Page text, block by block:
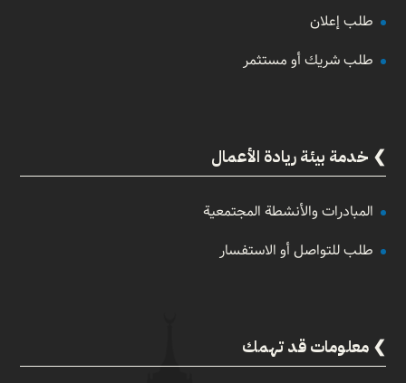
طلب إعلان
طلب شريك أو مستثمر
خدمة بيئة ريادة الأعمال
المبادرات والأنشطة المجتمعية
طلب للتواصل أو الاستفسار
معلومات قد تهمك